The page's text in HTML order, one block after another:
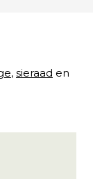
, sieraad en